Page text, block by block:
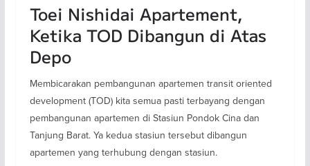
Toei Nishidai Apartement,
Ketika TOD Dibangun di Atas
Depo
Membicarakan pembangunan apartemen transit oriented
development (TOD) kita semua pasti terbayang dengan
pembangunan apartemen di Stasiun Pondok Cina dan
Tanjung Barat. Ya kedua stasiun tersebut dibangun
apartemen yang terhubung dengan stasiun.